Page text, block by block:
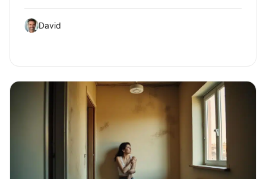
David